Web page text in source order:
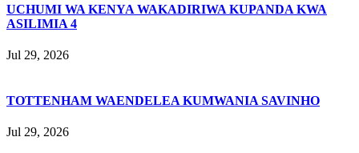
UCHUMI WA KENYA WAKADIRIWA KUPANDA KWA
ASILIMIA 4
Jul 29, 2026
TOTTENHAM WAENDELEA KUMWANIA SAVINHO
Jul 29, 2026